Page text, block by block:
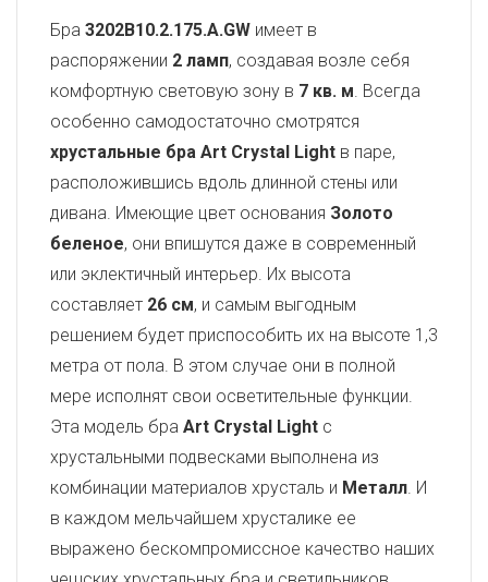
Бра 3202B10.2.175.A.GW имеет в
распоряжении 2 ламп, создавая возле себя
комфортную световую зону в 7 кв. м. Всегда
особенно самодостаточно смотрятся
хрустальные бра Art Crystal Light в паре,
расположившись вдоль длинной стены или
дивана. Имеющие цвет основания Золото
беленое, они впишутся даже в современный
или эклектичный интерьер. Их высота
составляет 26 см, и самым выгодным
решением будет приспособить их на высоте 1,3
метра от пола. В этом случае они в полной
мере исполнят свои осветительные функции.
Эта модель бра Art Crystal Light с
хрустальными подвесками выполнена из
комбинации материалов хрусталь и Металл. И
в каждом мельчайшем хрусталике ее
выражено бескомпромиссное качество наших